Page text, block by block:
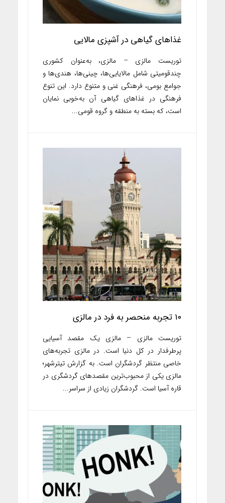
غذاهای گیاهی در آشپزی مالایی
توریست مالزی – مالزی، به‌عنوان کشوری
چندقومیتی شامل مالایایی‌ها، چینی‌ها، هندی‌ها و
جوامع بومی، فرهنگی غنی و متنوع دارد. این تنوع
فرهنگی در غذاهای گیاهی آن به‌خوبی نمایان
است، که بسته به منطقه و گروه قومی...
۱۰ تجربه منحصر به فرد در مالزی
توریست مالزی – مالزی یک مقصد آسیایی
پرطرفدار در کل دنیا است. در مالزی تجربه‌های
خاصی منتظر گردشگران است. به گزارش تیترشهر؛
مالزی یکی از محبوب‌ترین مقصدهای گردشگری در
قاره آسیا است. گردشگران زیادی از سراسر...